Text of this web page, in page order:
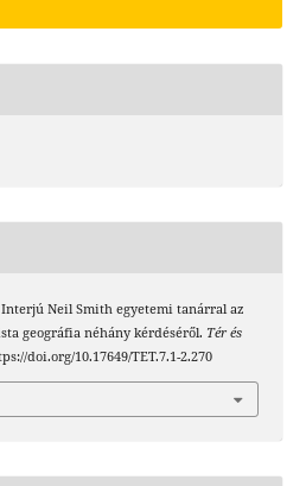
Neil Smith egyetemi tanárral az
geográfia néhány kérdéséről. Tér és
doi.org/10.17649/TET.7.1-2.270